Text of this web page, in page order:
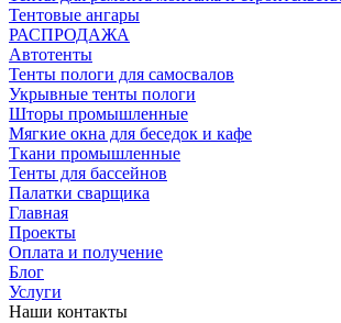
Тентовые ангары
РАСПРОДАЖА
Автотенты
Тенты пологи для самосвалов
Укрывные тенты пологи
Шторы промышленные
Мягкие окна для беседок и кафе
Ткани промышленные
Тенты для бассейнов
Палатки сварщика
Главная
Проекты
Оплата и получение
Блог
Услуги
Наши контакты